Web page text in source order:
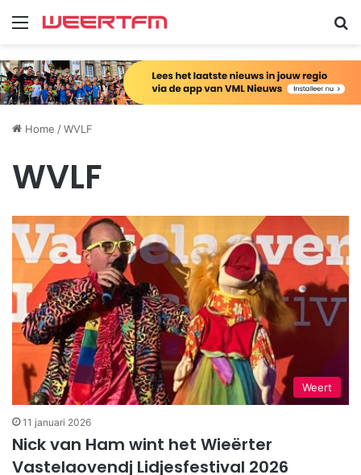
Menu
Home /WVLF
WVLF
Weert
11 januari 2026
Nick van Ham wint het Wieërter
Vastelaovendj Lidjesfestival 2026